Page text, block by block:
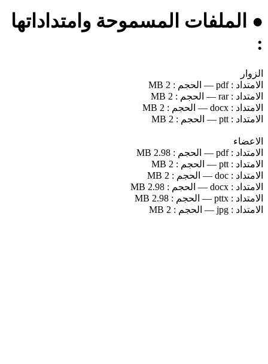
● الملفات المسموحة وامتداداتها
:
الزوار
الامتداد :pdf
— الحجم : 2 MB
الامتداد :rar
— الحجم : 2 MB
الامتداد : docx
— الحجم : 2 MB
الامتداد : ptt
— الحجم : 2 MB
الاعضاء
الامتداد :pdf
— الحجم : 2.98 MB
الامتداد : ptt
— الحجم : 2 MB
الامتداد : doc
— الحجم : 2 MB
الامتداد : docx
— الحجم : 2.98 MB
الامتداد : pttx
— الحجم : 2.98 MB
الامتداد : jpg
— الحجم : 2 MB